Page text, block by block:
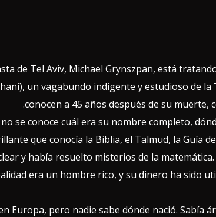
de Tel Aviv, Michael Grynszpan, está
un vagabundo indigente y estudioso de
conocen a 45 años después de su muerte,
se conoce cuál era su nombre completo,
que conocía la Biblia, el Talmud, la Guía
y había resuelto misterios de la
era un hombre rico, y su dinero ha sido
Europa, pero nadie sabe dónde nació. Sabía